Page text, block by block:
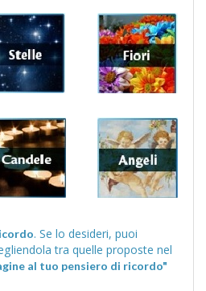
. Se lo desideri, puoi
al tuo pensiero di ricordo"